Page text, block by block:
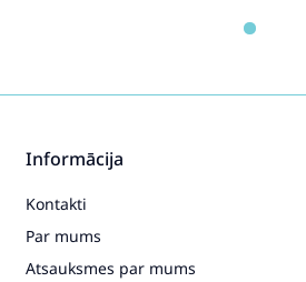
Informācija
Kontakti
Par mums
Atsauksmes par mums